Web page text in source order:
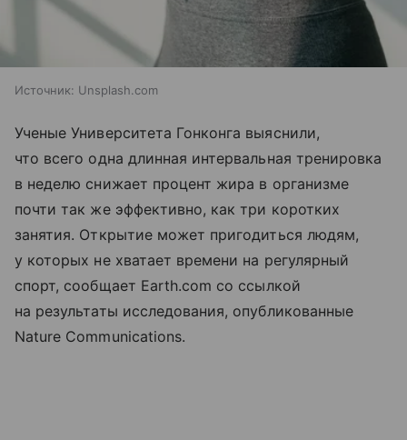
Источник: Unsplash.com
Ученые Университета Гонконга выяснили,
что всего одна длинная интервальная тренировка
в неделю снижает процент жира в организме
почти так же эффективно, как три коротких
занятия. Открытие может пригодиться людям,
у которых не хватает времени на регулярный
спорт, сообщает Earth.com со ссылкой
на результаты исследования, опубликованные
Nature Communications.